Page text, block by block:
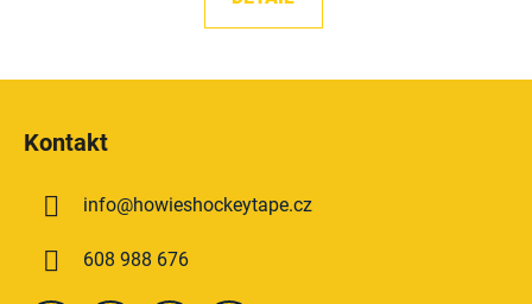
Kontakt
info@howieshockeytape.cz
608 988 676